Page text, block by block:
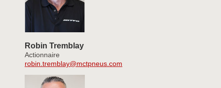
Robin Tremblay
Actionnaire
robin.tremblay@mctpneus.com